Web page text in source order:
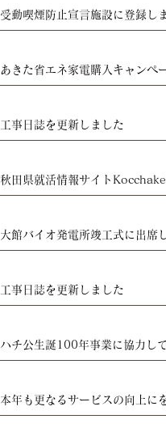
受動喫煙防止宣言施設に登録し
あきた省エネ家電購入キャンペ
工事日誌を更新しました
秋田県就活情報サイト
大館バイオ発電所竣工式に出席
工事日誌を更新しました
ハチ公生誕100年事業に協力し
本年も更なるサービスの向上に